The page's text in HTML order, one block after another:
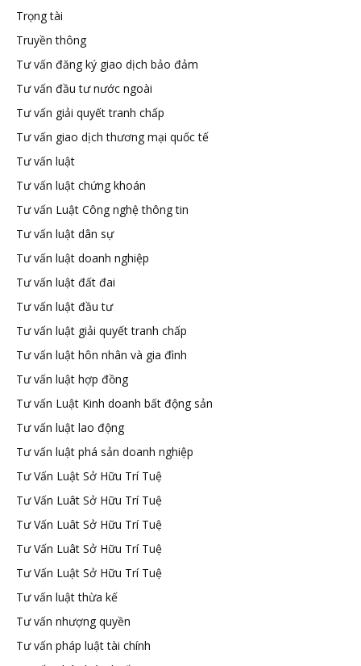
Trọng tài
Truyền thông
Tư vấn đăng ký giao dịch bảo đảm
Tư vấn đầu tư nước ngoài
Tư vấn giải quyết tranh chấp
Tư vấn giao dịch thương mại quốc tế
Tư vấn luật
Tư vấn luật chứng khoán
Tư vấn Luật Công nghệ thông tin
Tư vấn luật dân sự
Tư vấn luật doanh nghiệp
Tư vấn luật đất đai
Tư vấn luật đầu tư
Tư vấn luật giải quyết tranh chấp
Tư vấn luật hôn nhân và gia đình
Tư vấn luật hợp đồng
Tư vấn Luật Kinh doanh bất động sản
Tư vấn luật lao động
Tư vấn luật phá sản doanh nghiệp
Tư Vấn Luật Sở Hữu Trí Tuệ
Tư Vấn Luât Sở Hữu Trí Tuệ
Tư Vấn Luât Sở Hữu Trí Tuệ
Tư Vấn Luât Sở Hữu Trí Tuệ
Tư Vấn Luật Sở Hữu Trí Tuệ
Tư vấn luật thừa kế
Tư vấn nhượng quyền
Tư vấn pháp luật tài chính